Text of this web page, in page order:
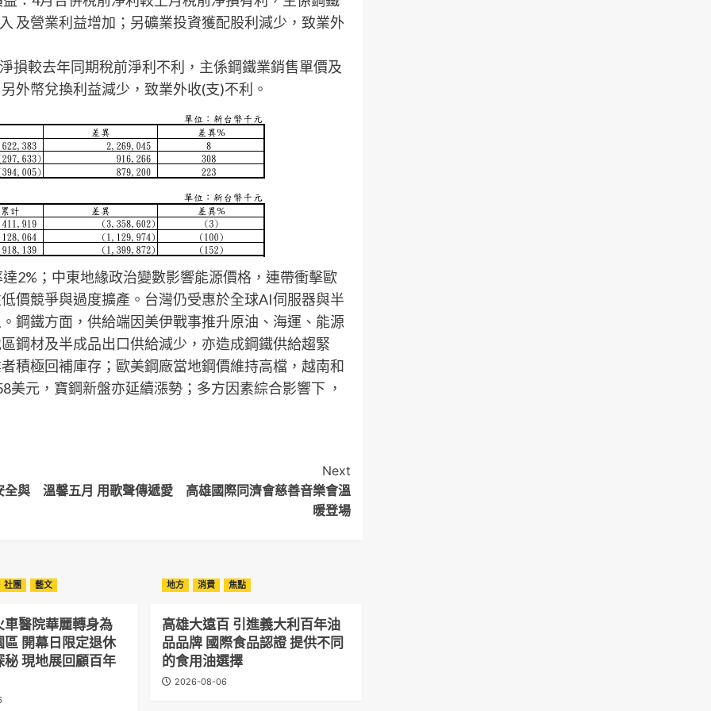
及營業利益增加；另礦業投資獲配股利減少，致業外
損較去年同期稅前淨利不利，主係鋼鐵業銷售單價及
外幣兌換利益減少，致業外收(支)不利。
2%；中東地緣政治變數影響能源價格，連帶衝擊歐
價競爭與過度擴產。台灣仍受惠於全球AI伺服器與半
鋼鐵方面，供給端因美伊戰事推升原油、海運、能源
鋼材及半成品出口供給減少，亦造成鋼鐵供給趨緊
積極回補庫存；歐美鋼廠當地鋼價維持高檔，越南和
元，寶鋼新盤亦延續漲勢；多方因素綜合影響下 ，
全與
Next
溫馨五月 用歌聲傳遞愛 高雄國際同濟會慈善音樂會溫
暖登場
社團 藝文
車醫院華麗轉身為
區 開幕日限定退休
秘 現地展回顧百年
地方 消費 焦點
高雄大遠百 引進義大利百年油
品品牌 國際食品認證 提供不同
的食用油選擇
2026-08-06